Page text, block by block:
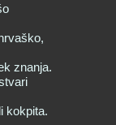
znanja.
kokpita.